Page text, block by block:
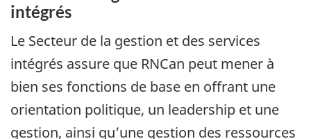
intégrés
Le Secteur de la gestion et des services
intégrés assure que RNCan peut mener à
bien ses fonctions de base en offrant une
orientation politique, un leadership et une
gestion, ainsi qu’une gestion des ressources